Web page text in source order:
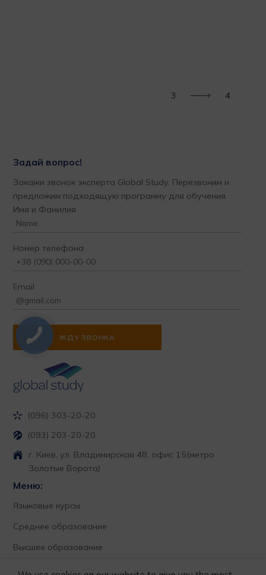
3 4
(096) 303-20-20
(093) 203-20-20
г. Киев, ул. Владимирская 48, офис 15(метро
Золотые Ворота)
Меню:
Языковые курсы
Среднее образование
Высшее образование
Задай вопрос!
Закажи звонок эксперта Global Study. Перезвоним и
предложим подходящую программу для обучения.
Имя и Фамилия
Номер телефона
Email